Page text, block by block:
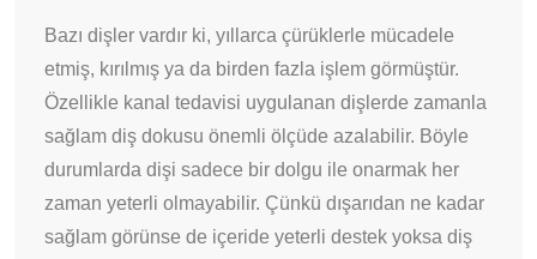
Bazı dişler vardır ki, yıllarca çürüklerle mücadele
etmiş, kırılmış ya da birden fazla işlem görmüştür.
Özellikle kanal tedavisi uygulanan dişlerde zamanla
sağlam diş dokusu önemli ölçüde azalabilir. Böyle
durumlarda dişi sadece bir dolgu ile onarmak her
zaman yeterli olmayabilir. Çünkü dışarıdan ne kadar
sağlam görünse de içeride yeterli destek yoksa diş